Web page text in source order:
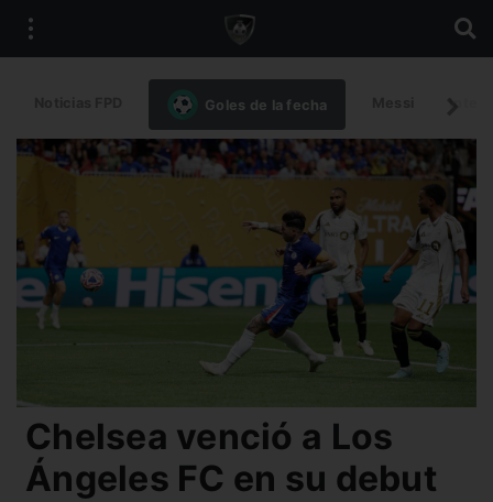
Goles de la fecha
Chelsea venció a Los
Ángeles FC en su debut